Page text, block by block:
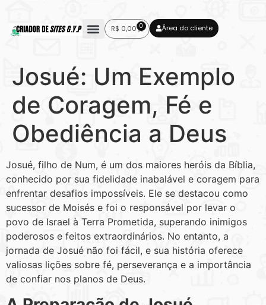
R$ 0,00 0 Área do cliente
Josué: Um Exemplo
de Coragem, Fé e
Obediência a Deus
Josué, filho de Num, é um dos maiores heróis da Bíblia,
conhecido por sua fidelidade inabalável e coragem para
enfrentar desafios impossíveis. Ele se destacou como
sucessor de Moisés e foi o responsável por levar o
povo de Israel à Terra Prometida, superando inimigos
poderosos e feitos extraordinários. No entanto, a
jornada de Josué não foi fácil, e sua história oferece
valiosas lições sobre fé, perseverança e a importância
de confiar nos planos de Deus.